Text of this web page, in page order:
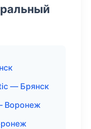
— Брянск
Воронеж